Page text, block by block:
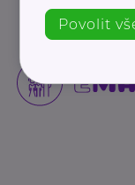
Povolit